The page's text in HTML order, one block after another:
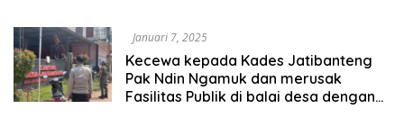
Januari 7, 2025
Kecewa kepada Kades Jatibanteng
Pak Ndin Ngamuk dan merusak
Fasilitas Publik di balai desa dengan